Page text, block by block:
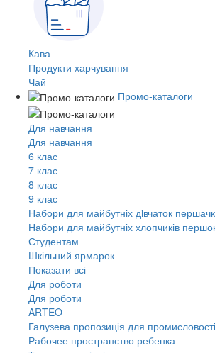
Кава
Продукти харчування
Чай
Промо-каталоги
Для навчання
Для навчання
6 клас
7 клас
8 клас
9 клас
Набори для майбутніх дiвчаток
Набори для майбутніх хлопчиків
Студентам
Шкільний ярмарок
Показати всі
Для роботи
Для роботи
ARTEO
Галузева пропозиція для промисловості
Рабочее пространство ребенка